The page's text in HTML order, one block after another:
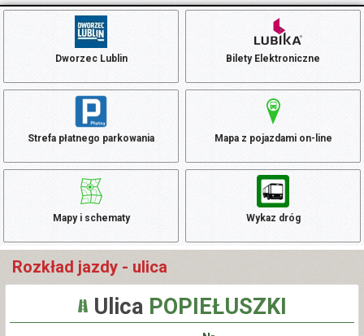
Dworzec Lublin Bilety Elektroniczne
Strefa płatnego parkowania Mapa z pojazdami on-line
Mapy i schematy Wykaz dróg
Rozkład jazdy - ulica
Ulica POPIEŁUSZKI